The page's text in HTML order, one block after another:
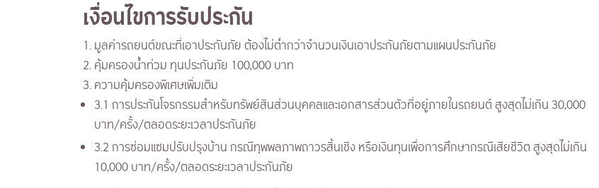
เงื่อนไขการรับประกัน
1. มูลค่ารถยนต์ขณะที่เอาประกันภัย ต้องไม่ต่ำกว่าจำนวนเงินเอาประกันภัยตามแผนประกันภัย
2. คุ้มครองน้ำท่วม ทุนประกันภัย 100,000 บาท
3. ความคุ้มครองพิเศษเพิ่มเติม
3.1 การประกันโจรกรรมสำหรับทรัพย์สินส่วนบุคคลและเอกสารส่วนตัวที่อยู่ภายในรถยนต์ สูงสุดไม่เกิน 30,000
บาท/ครั้ง/ตลอดระยะเวลาประกันภัย
3.2 การซ่อมแซมปรับปรุงบ้าน กรณีทุพพลภาพถาวรสิ้นเชิง หรือเงินทุนเพื่อการศึกษากรณีเสียชีวิต สูงสุดไม่เกิน
10,000 บาท/ครั้ง/ตลอดระยะเวลาประกันภัย